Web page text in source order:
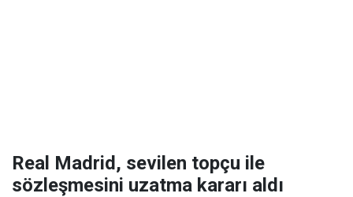
Real Madrid, sevilen topçu ile
sözleşmesini uzatma kararı aldı